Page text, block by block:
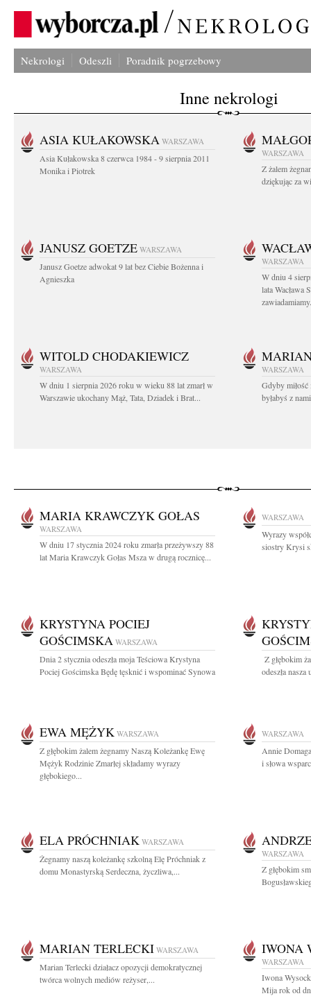
Nekrologi Odeszli Poradnik pogrzebowy
Inne nekrologi
ASIA KUŁAKOWSKA WARSZAWA
Asia Kułakowska 8 czerwca 1984 - 9 sierpnia 2011
Monika i Piotrek
WARSZAWA
Z żalem
dziękując za
JANUSZ GOETZE WARSZAWA
Janusz Goetze adwokat 9 lat bez Ciebie Bożenna i
Agnieszka
WARSZAWA
W dniu 4
lata Wacława
WITOLD CHODAKIEWICZ
WARSZAWA
W dniu 1 sierpnia 2026 roku w wieku 88 lat zmarł w
Warszawie ukochany Mąż, Tata, Dziadek i Brat...
WARSZAWA
Gdyby miłość
byłabyś z
MARIA KRAWCZYK GOŁAS
WARSZAWA
W dniu 17 stycznia 2024 roku zmarła przeżywszy 88
lat Maria Krawczyk Gołas Msza w drugą rocznicę...
WARSZAWA
Wyrazy
siostry Krysi
KRYSTYNA POCIEJ
GOŚCIMSKA WARSZAWA
Dnia 2 stycznia odeszła moja Teściowa Krystyna
Pociej Gościmska Będę tęsknić i wspominać Synowa
Z głębokim
odeszła
EWA MĘŻYK WARSZAWA
Z głębokim żalem żegnamy Naszą Koleżankę Ewę
Mężyk Rodzinie Zmarłej składamy wyrazy
głębokiego...
WARSZAWA
Annie
i słowa
ELA PRÓCHNIAK WARSZAWA
Żegnamy naszą koleżankę szkolną Elę Próchniak z
domu Monastyrską Serdeczna, życzliwa,...
WARSZAWA
Z głębokim
MARIAN TERLECKI WARSZAWA
Marian Terlecki działacz opozycji demokratycznej
twórca wolnych mediów reżyser,...
IWONA
WARSZAWA
Iwona
Mija rok od